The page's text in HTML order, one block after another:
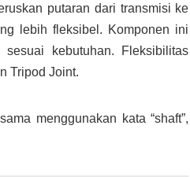
putaran dari transmisi ke
lebih fleksibel. Komponen ini
kebutuhan. Fleksibilitas
Tripod Joint.
menggunakan kata “shaft”,